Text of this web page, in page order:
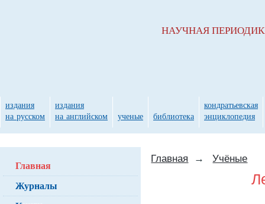
Главная → Учёные
Главная
Журналы
НАУЧНАЯ
издания
на русском
издания
на английском
ученые библиотека
кондратьевская
энциклопедия